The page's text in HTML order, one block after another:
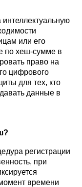
или его
по хеш-сумме в
право на
цифрового
для тех, кто
данные в
регистрации
при
времени